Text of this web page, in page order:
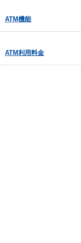
ATM機能
ATM利用料金